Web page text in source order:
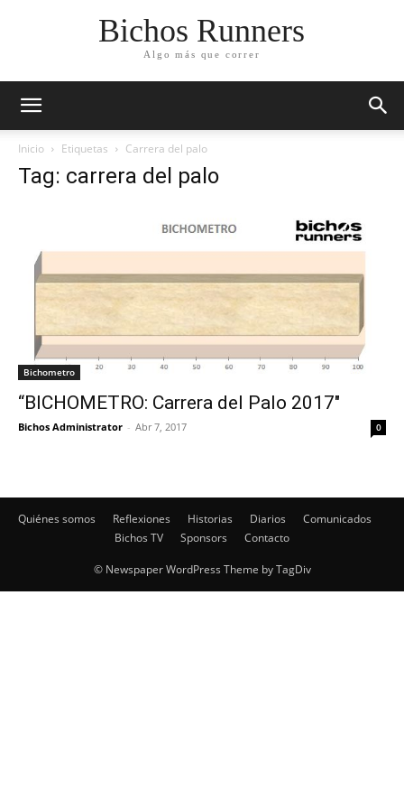
Bichos Runners
Algo más que correr
Inicio Etiquetas Carrera del palo
Tag: carrera del palo
Bichometro
“BICHOMETRO: Carrera del Palo 2017″
Bichos Administrator - Abr 7, 2017 0
Quiénes somos Reflexiones Historias Diarios
Comunicados
Bichos TV
Sponsors Contacto
© Newspaper WordPress Theme by TagDiv